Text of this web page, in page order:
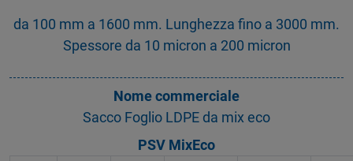
da 100 mm a 1600 mm. Lunghezza fino a 3000 mm.
Spessore da 10 micron a 200 micron
Nome commerciale
Sacco Foglio LDPE da mix eco
PSV MixEco